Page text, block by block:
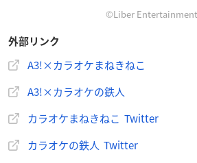
【A3!×カラ鉄】コラボ
12/8(木)より開催決定🌸🌸
も登場🎵
今回はまねきねこさんとの共同開催です
コンセプトルームは12/5(月)18時30分
お見逃しなく👀❣ #エースリー
©Liber
外部リンク
A3!×カラオケまねきねこ
A3!×カラオケの鉄人
カラオケまねきねこ Twitter
カラオケの鉄人 Twitter